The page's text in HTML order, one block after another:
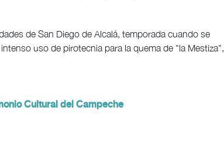
de San Diego de Alcalá, temporada cuando se
uso de pirotecnia para la quema de "la Mestiza",
Cultural del Campeche